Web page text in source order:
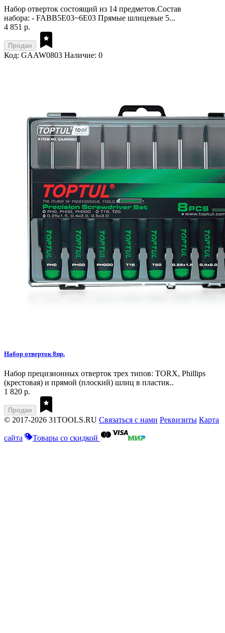
Набор отверток состоящий из 14 предметов.Состав
набора: - FABB5E03~6E03 Прямые шлицевые 5...
4 851 р.
Продан
Код: GAAW0803 Наличие: 0
Набор отверток 8пр.
Набор прецизионных отверток трех типов: TORX, Phillips
(крестовая) и прямой (плоский) шлиц в пластик..
1 820 р.
Продан
© 2017-2026 31TOOLS.RU Связаться с нами Реквизиты Карта
сайта Товары со скидкой